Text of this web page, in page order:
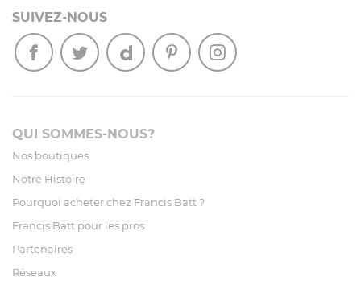
SUIVEZ-NOUS
QUI SOMMES-NOUS?
Nos boutiques
Notre Histoire
Pourquoi acheter chez Francis Batt ?
Francis Batt pour les pros
Partenaires
Réseaux